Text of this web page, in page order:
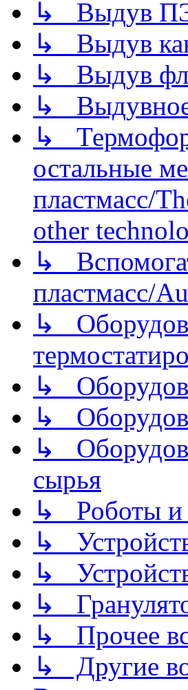
↳ Выдув
↳ Выдув
↳ Выдув
↳ Выдувное
↳
остальные
пластмасс/
other
↳
пластмасс/
↳
↳
↳
↳
сырья
↳ Роботы и
↳
↳
↳
↳ Прочее
↳ Другие